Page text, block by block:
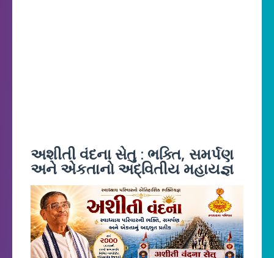
અશીતી વંદના સેતુ : ભક્તિ, સમર્પણ
અને એકતાનો અદ્વિતીય મહાયજ્ઞ